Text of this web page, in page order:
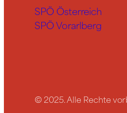
SPÖ Österreich
SPÖ Vorarlberg
© 2025. Alle Rechte